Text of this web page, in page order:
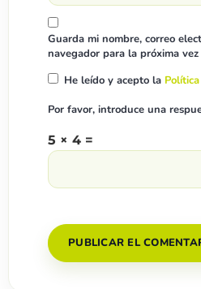
Guarda mi nombre, correo
navegador para la próxima
He leído y acepto la
Por favor, introduce una
5 × 4 =